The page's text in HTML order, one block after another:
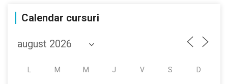
Calendar cursuri
M M J V S D